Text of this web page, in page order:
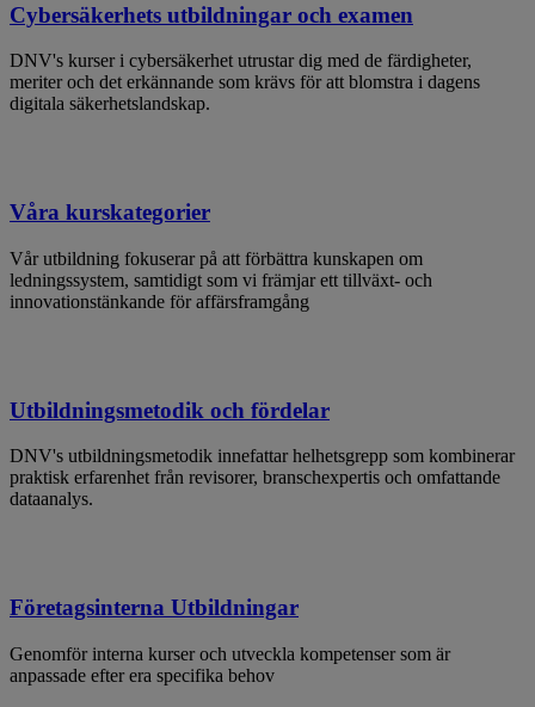
Cybersäkerhets utbildningar och examen
DNV's kurser i cybersäkerhet utrustar dig med de färdigheter,
meriter och det erkännande som krävs för att blomstra i dagens
digitala säkerhetslandskap.
Våra kurskategorier
Vår utbildning fokuserar på att förbättra kunskapen om
ledningssystem, samtidigt som vi främjar ett tillväxt- och
innovationstänkande för affärsframgång
Utbildningsmetodik och fördelar
DNV's utbildningsmetodik innefattar helhetsgrepp som kombinerar
praktisk erfarenhet från revisorer, branschexpertis och omfattande
dataanalys.
Företagsinterna Utbildningar
Genomför interna kurser och utveckla kompetenser som är
anpassade efter era specifika behov